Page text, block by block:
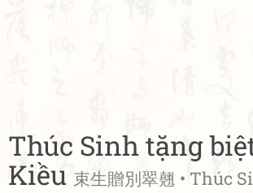
Thúc Sinh tặng
Kiều 束生贈別翠翹 • Thúc